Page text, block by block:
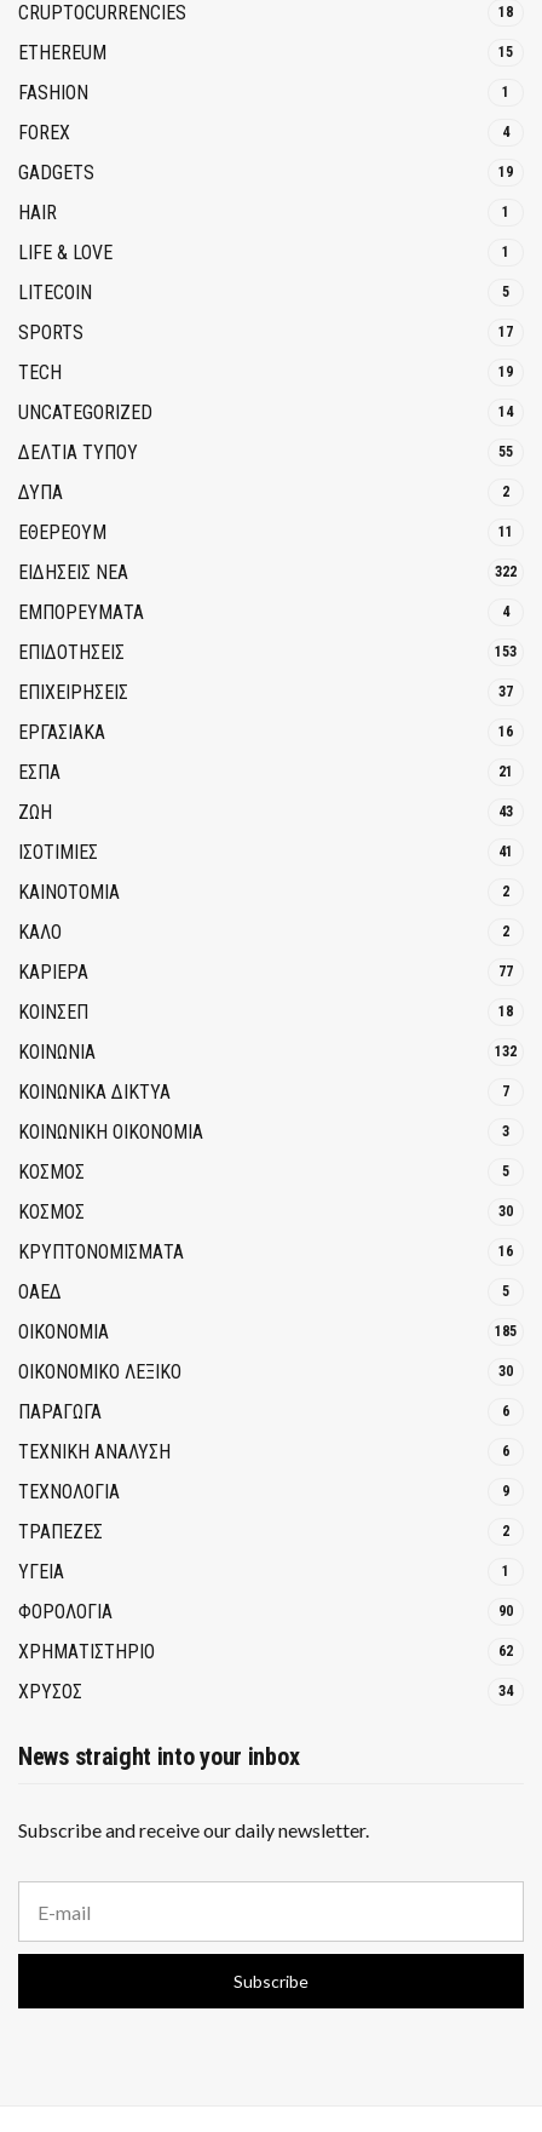
CRUPTOCURRENCIES 18
ETHEREUM 15
FASHION 1
FOREX 4
GADGETS 19
HAIR 1
LIFE & LOVE 1
LITECOIN 5
SPORTS 17
TECH 19
UNCATEGORIZED 14
ΔΕΛΤΙΑ ΤΥΠΟΥ 55
ΔΥΠΑ 2
ΕΘΈΡΕΟΥΜ 11
ΕΙΔΗΣΕΙΣ ΝΕΑ 322
ΕΜΠΟΡΕΥΜΑΤΑ 4
ΕΠΙΔΟΤΗΣΕΙΣ 153
ΕΠΙΧΕΙΡΗΣΕΙΣ 37
ΕΡΓΑΣΙΑΚΑ 16
ΕΣΠΑ 21
ΖΩΗ 43
ΙΣΟΤΙΜΙΕΣ 41
ΚΑΙΝΟΤΟΜΊΑ 2
ΚΑΛΟ 2
ΚΑΡΙΕΡΑ 77
ΚΟΙΝΣΕΠ 18
ΚΟΙΝΩΝΙΑ 132
ΚΟΙΝΩΝΙΚΆ ΔΊΚΤΥΑ 7
ΚΟΙΝΩΝΙΚΉ ΟΙΚΟΝΟΜΊΑ 3
ΚΟΣΜΟΣ 5
ΚΟΣΜΟΣ 30
ΚΡΥΠΤΟΝΟΜΊΣΜΑΤΑ 16
ΟΑΕΔ 5
ΟΙΚΟΝΟΜΙΑ 185
ΟΙΚΟΝΟΜΙΚΟ ΛΕΞΙΚΟ 30
ΠΑΡΑΓΩΓΑ 6
ΤΕΧΝΙΚΗ ΑΝΑΛΥΣΗ 6
ΤΕΧΝΟΛΟΓΙΑ 9
ΤΡΆΠΕΖΕΣ 2
ΥΓΕΙΑ 1
ΦΟΡΟΛΟΓΙΑ 90
ΧΡΗΜΑΤΙΣΤΗΡΙΟ 62
ΧΡΥΣΟΣ 34
News straight into your inbox
Subscribe and receive our daily newsletter.
a
i
a
Subscribe